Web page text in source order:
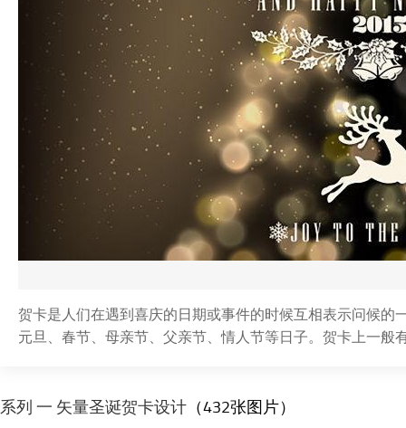
贺卡是人们在遇到喜庆的日期或事件的时候互相表示问候
元旦、春节、母亲节、父亲节、情人节等日子。贺卡上一般
系列 一 矢量圣诞贺卡设计 （432张图片）